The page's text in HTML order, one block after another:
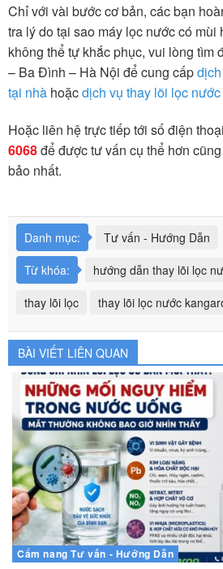
Chỉ với vài bước cơ bản, các bạn
tra lý do tại sao máy lọc nước có mùi
không thể tự khắc phục, vui lòng tìm
– Ba Đình – Hà Nội để cung cấp
tại nhà hoặcdịch vụ thay lõi lọc
Hoặc liên hệ trực tiếp tới số điện thoại
6068để được tư vấn cụ thể hơn
bảo nhất.
Danh mục:
Tư vấn - Hướng Dẫn
Từ khóa:
hướng dẫn thay lõi lọc
thay lõi lọc
thay lõi lọc nước
BÀI VIẾT LIÊN QUAN
Cẩm nang Tư vấn - Hướng Dẫn